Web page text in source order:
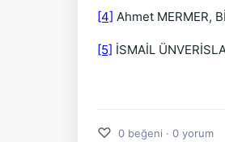
[4] Ahmet MERMER,
[5] İSMAİL
♡ 0 beğeni · 0 yorum